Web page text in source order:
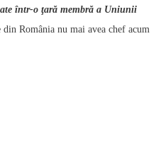
într-o ţară membră a Uniunii
România nu mai avea chef acum